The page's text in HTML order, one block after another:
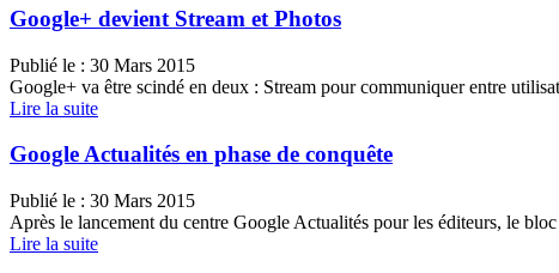
Google+ devient Stream et Photos
Publié le : 30 Mars 2015
Google+ va être scindé en deux : Stream pour communiquer entre
Lire la suite
Google Actualités en phase de conquête
Publié le : 30 Mars 2015
Après le lancement du centre Google Actualités pour les éditeurs, le
Lire la suite